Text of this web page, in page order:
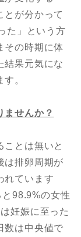
とが分かって
た」という方
その時期に体
結果元気にな
。
ませんか？
ことは無いと
は排卵周期が
れています
98.9%の女性
妊娠に至った
数は中央値で